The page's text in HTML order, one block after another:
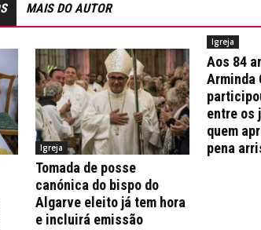
MAIS DO AUTOR
Igreja
Tomada de posse
canónica do bispo do
Algarve eleito já tem hora
e incluirá emissão
Igreja
Aos 84
Arminda
entre os
quem
pena